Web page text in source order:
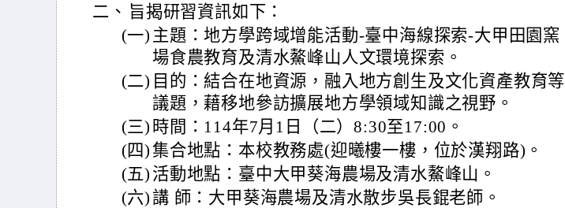
二、 旨揭研習資訊如下：
(一) 主題：地方學跨域增能活動-臺中海線探索-大甲田園窯
場食農教育及清水鰲峰山人文環境探索。
(二) 目的：結合在地資源，融入地方創生及文化資產教育等
議題，藉移地參訪擴展地方學領域知識之視野。
(三) 時間：114年7月1日（二）8:30至17:00。
(四)集合地點：本校教務處(迎曦樓一樓，位於漢翔路)。
(五) 活動地點：臺中大甲葵海農場及清水鰲峰山。
(六)講 師：大甲葵海農場及清水散步吳長錕老師。